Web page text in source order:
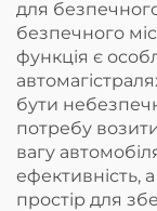
для
безпечного
функція є
бути
потребу
вагу
ефективність,
простір для